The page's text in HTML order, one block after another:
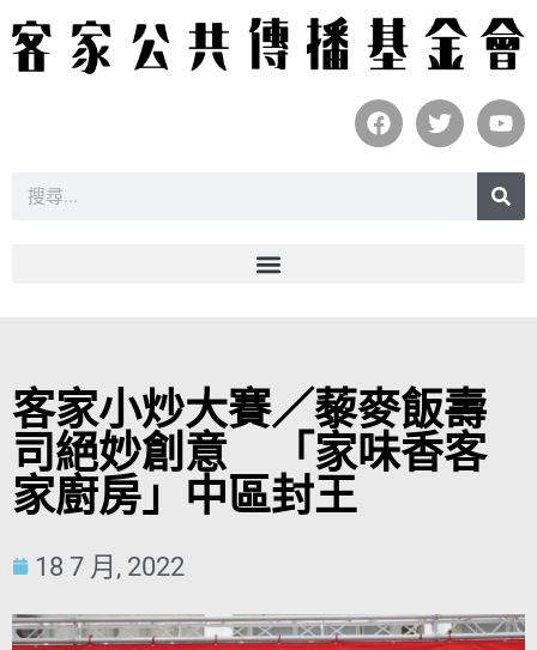
客家小炒大賽／藜麥飯壽
司絕妙創意 「家味香客
家廚房」中區封王
18 7 月, 2022